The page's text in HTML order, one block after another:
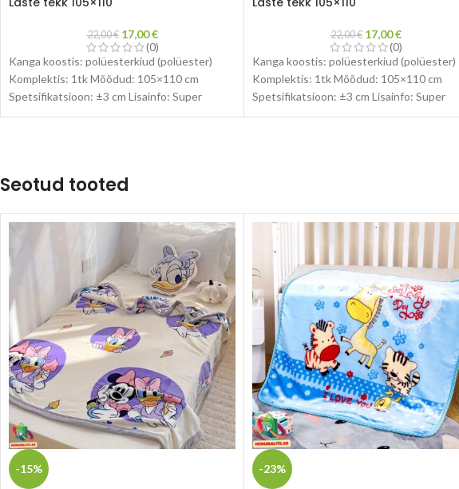
22,00€ 17,00€
(0)
Kanga koostis: polüesterkiud (polüester)
Komplektis: 1tk Mõõdud: 105×110 cm
Spetsifikatsioon: ±3 cm Lisainfo: Super
pehme, mugav, paks, soe, hingav Toodete
22,00€ 17,00€
(0)
Kanga koostis: polüesterkiud (polüester)
Komplektis: 1tk Mõõdud: 105×110 cm
Spetsifikatsioon: ±3 cm Lisainfo: Super
pehme, mugav, paks, soe, hingav Toodete
Seotud tooted
-15% -23%